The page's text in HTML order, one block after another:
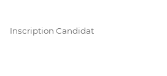
Inscription Candidat